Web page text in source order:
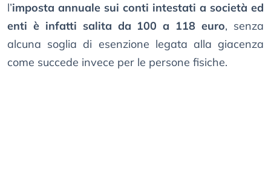
l’imposta annuale sui conti intestati a società ed
enti è infatti salita da 100 a 118 euro, senza
alcuna soglia di esenzione legata alla giacenza
come succede invece per le persone fisiche.